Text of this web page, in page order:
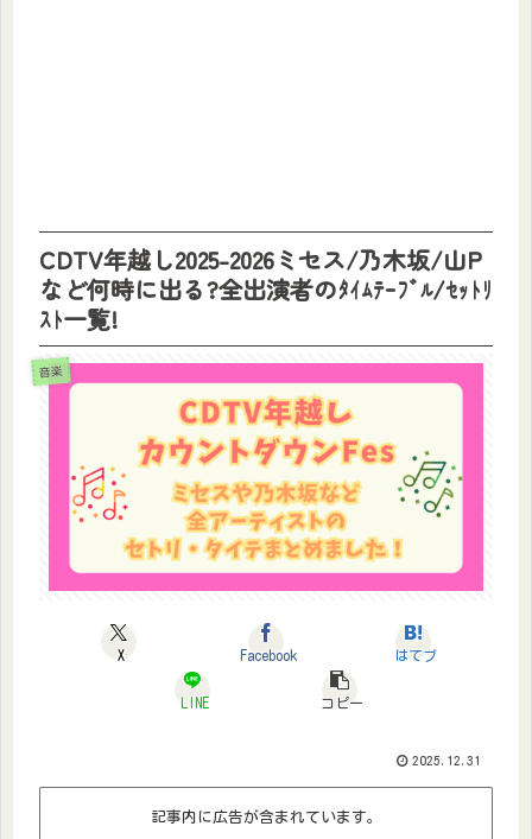
CDTV年越し2025-2026ミセス/乃木坂/山P
など何時に出る?全出演者のﾀｲﾑﾃｰﾌﾞﾙ/ｾｯﾄﾘ
ｽﾄ一覧!
音楽
X Facebook はてブ
LINE コピー
2025.12.31
記事内に広告が含まれています。